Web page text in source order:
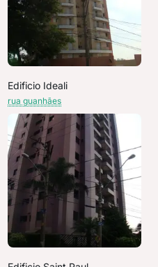
Edificio Ideali
rua guanhães